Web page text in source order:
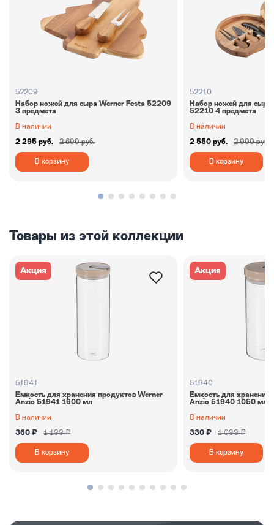
52209
Набор ножей для сыра Werner Festa 52209
3 предмета
В наличии
2 295 руб. 2 699 руб.
В корзину
52210
Набор ножей для сыра
52210 4 предмета
В наличии
2 550 руб. 2 999 руб.
В корзину
Товары из этой коллекции
Акция
51941
Емкость для хранения продуктов Werner
Anzio 51941 1600 мл
В наличии
360 ₽ 1 199 ₽
В корзину
Акция
51940
Емкость для хранения
Anzio 51940 1050 мл
В наличии
330 ₽ 1 099 ₽
В корзину